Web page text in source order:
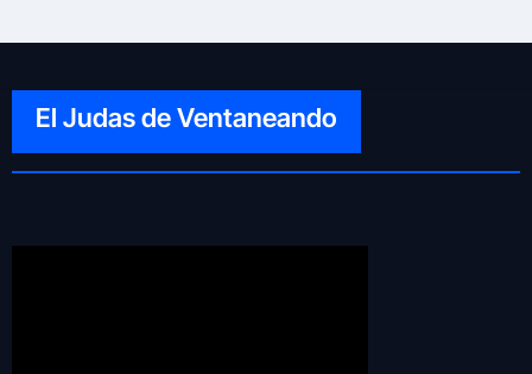
El Judas de Ventaneando